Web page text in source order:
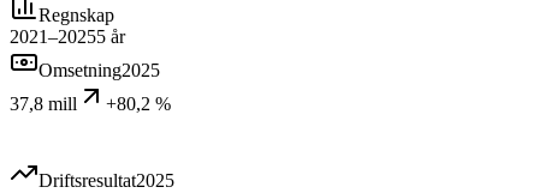
Regnskap
2021–20255 år
Omsetning2025
37,8 mill
+80,2 %
Driftsresultat2025